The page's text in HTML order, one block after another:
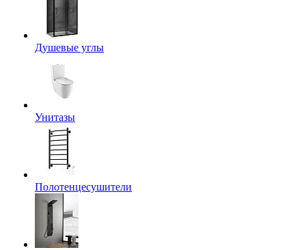
Душевые углы
Унитазы
Полотенцесушители